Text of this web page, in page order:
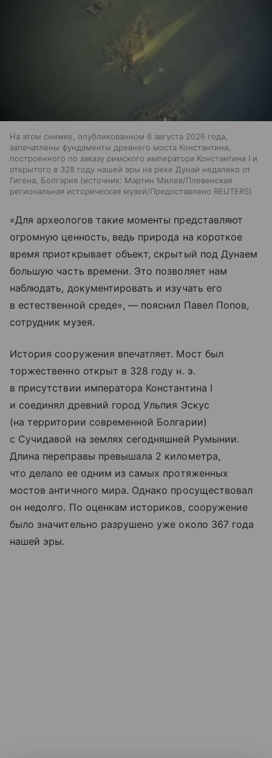
На этом снимке, опубликованном 6 августа 2026 года,
запечатлены фундаменты древнего моста Константина,
построенного по заказу римского императора Константина I и
открытого в 328 году нашей эры на реке Дунай недалеко от
Гигена, Болгария
источник: Мартин Милев/Плевенская
региональная историческая музей/Предоставлено REUTERS
«Для археологов такие моменты представляют
огромную ценность, ведь природа на короткое
время приоткрывает объект, скрытый под Дунаем
большую часть времени. Это позволяет нам
наблюдать, документировать и изучать его
в естественной среде», — пояснил Павел Попов,
сотрудник музея.
История сооружения впечатляет. Мост был
торжественно открыт в 328 году н. э.
в присутствии императора Константина I
и соединял древний город Ульпия Эскус
(на территории современной Болгарии)
с Сучидавой на землях сегодняшней Румынии.
Длина переправы превышала 2 километра,
что делало ее одним из самых протяженных
мостов античного мира. Однако просуществовал
он недолго. По оценкам историков, сооружение
было значительно разрушено уже около 367 года
нашей эры.